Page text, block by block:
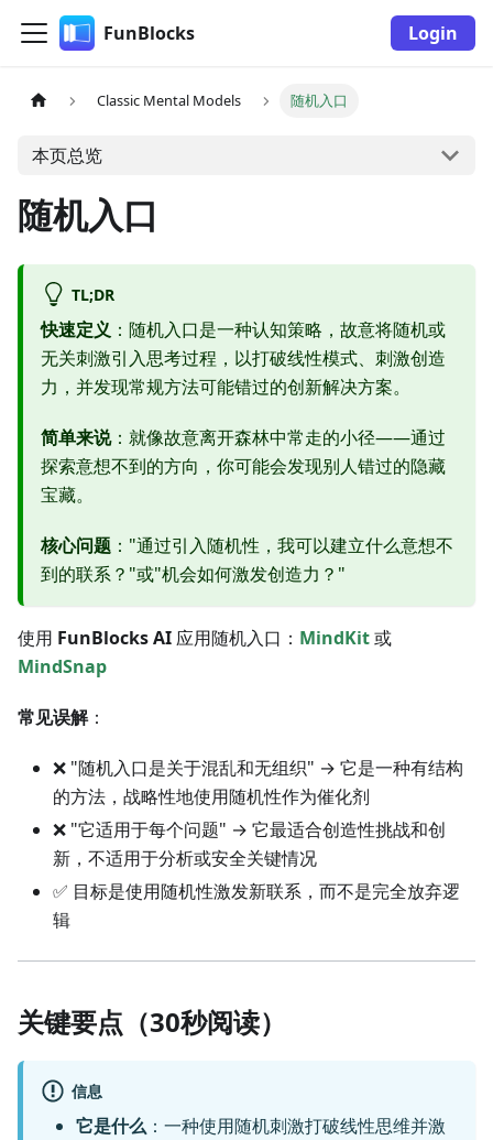
FunBlocks Login
Classic Mental Models 随机入口
本页总览
随机入口
TL;DR
快速定义 ：随机入口是一种认知策略，故意将随机或
无关刺激引入思考过程，以打破线性模式、刺激创造
力，并发现常规方法可能错过的创新解决方案。
简单来说：就像故意离开森林中常走的小径——通过
探索意想不到的方向，你可能会发现别人错过的隐藏
宝藏。
核心问题 ："通过引入随机性，我可以建立什么意想不
到的联系？"或"机会如何激发创造力？"
使用 FunBlocks AI 应用随机入口： MindKit或
MindSnap
常见误解：
❌ "随机入口是关于混乱和无组织" → 它是一种有结构
的方法，战略性地使用随机性作为催化剂
❌ "它适用于每个问题" → 它最适合创造性挑战和创
新，不适用于分析或安全关键情况
✅ 目标是使用随机性激发新联系，而不是完全放弃逻
辑
关键要点（30秒阅读）
信息
它是什么 ：一种使用随机刺激打破线性思维并激